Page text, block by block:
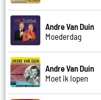
Andre Van Duin
Moederdag
Andre Van Duin
Moet ik lopen